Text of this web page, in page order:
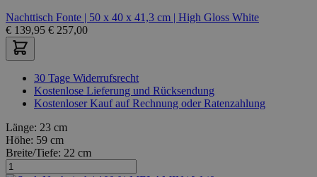
Nachttisch Fonte | 50 x 40 x 41,3 cm | High Gloss White
€ 139,95 € 257,00
30 Tage Widerrufsrecht
Kostenlose Lieferung und Rücksendung
Kostenloser Kauf auf Rechnung oder Ratenzahlung
Länge: 23 cm
Höhe: 59 cm
Breite/Tiefe: 22 cm